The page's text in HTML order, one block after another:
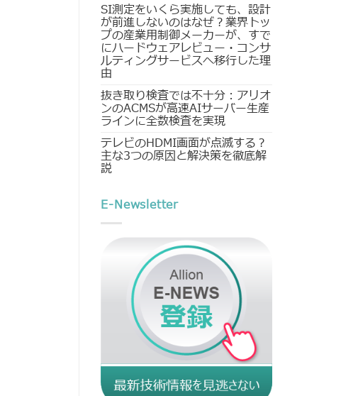
SI測定をいくら実施しても、設計
が前進しないのはなぜ？業界トッ
プの産業用制御メーカーが、すで
にハードウェアレビュー・コンサ
ルティングサービスへ移行した理
由
抜き取り検査では不十分：アリオ
ンのACMSが高速AIサーバー生産
ラインに全数検査を実現
テレビのHDMI画面が点滅する？
主な3つの原因と解決策を徹底解
説
E-Newsletter